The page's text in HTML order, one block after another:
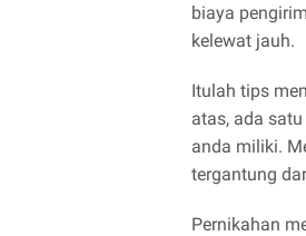
biaya
kelewat jauh.
Itulah tips
atas, ada
anda miliki.
tergantung
Pernikahan